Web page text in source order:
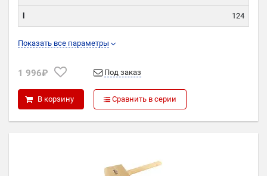
Показать все параметры
124
1 996₽ Под заказ
В корзину Сравнить в серии